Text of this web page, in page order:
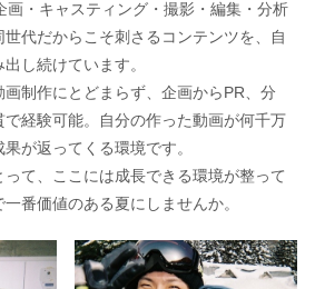
画・キャスティング・撮影・編集・分析
代だからこそ刺さるコンテンツを、自
し続けています。
制作にとどまらず、企画からPR、分
経験可能。自分の作った動画が何千万
が返ってくる環境です。
て、ここには成長できる環境が整って
番価値のある夏にしませんか。